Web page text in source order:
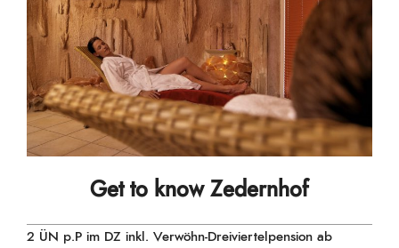
Get to know Zedernhof
2 ÜN p.P im DZ inkl. Verwöhn-Dreiviertelpension ab